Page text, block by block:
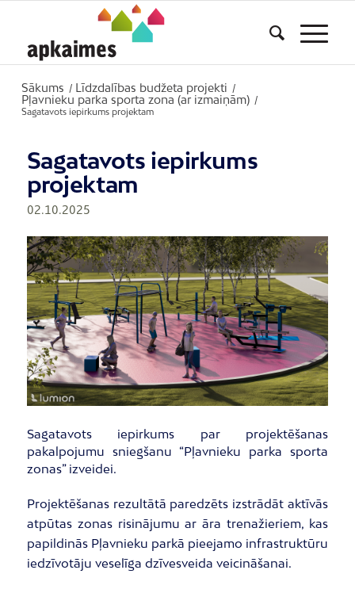
Sākums / Līdzdalības budžeta projekti /
Pļavnieku parka sporta zona (ar izmaiņām) /
Sagatavots iepirkums projektam
Sagatavots iepirkums
projektam
02.10.2025
Sagatavots iepirkums par projektēšanas
pakalpojumu sniegšanu “Pļavnieku parka sporta
zonas” izveidei.
Projektēšanas rezultātā paredzēts izstrādāt aktīvās
atpūtas zonas risinājumu ar āra trenažieriem, kas
papildinās Pļavnieku parkā pieejamo infrastruktūru
iedzīvotāju veselīga dzīvesveida veicināšanai.